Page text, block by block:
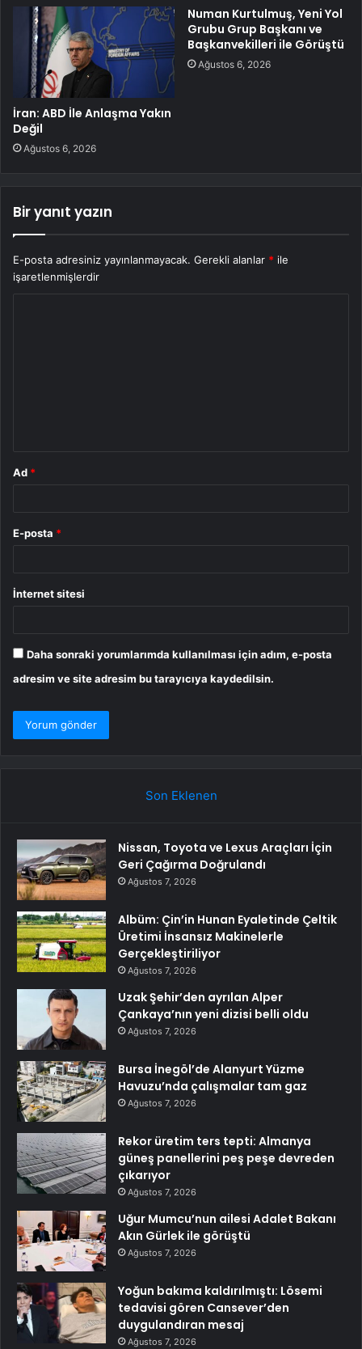
İran: ABD İle Anlaşma Yakın
Değil
Ağustos 6, 2026
Numan Kurtulmuş, Yeni Yol
Grubu Grup Başkanı ve
Başkanvekilleri ile Görüştü
Ağustos 6, 2026
Bir yanıt yazın
E-posta adresiniz yayınlanmayacak. Gerekli alanlar * ile
işaretlenmişlerdir
Ad *
E-posta *
İnternet sitesi
Daha sonraki yorumlarımda kullanılması için adım, e-posta
adresim ve site adresim bu tarayıcıya kaydedilsin.
Son Eklenen
Nissan, Toyota ve Lexus Araçları İçin
Geri Çağırma Doğrulandı
Ağustos 7, 2026
Albüm: Çin’in Hunan Eyaletinde Çeltik
Üretimi İnsansız Makinelerle
Gerçekleştiriliyor
Ağustos 7, 2026
Uzak Şehir’den ayrılan Alper
Çankaya’nın yeni dizisi belli oldu
Ağustos 7, 2026
Bursa İnegöl’de Alanyurt Yüzme
Havuzu’nda çalışmalar tam gaz
Ağustos 7, 2026
Rekor üretim ters tepti: Almanya
güneş panellerini peş peşe devreden
çıkarıyor
Ağustos 7, 2026
Uğur Mumcu’nun ailesi Adalet Bakanı
Akın Gürlek ile görüştü
Ağustos 7, 2026
Yoğun bakıma kaldırılmıştı: Lösemi
tedavisi gören Cansever’den
duygulandıran mesaj
Ağustos 7, 2026